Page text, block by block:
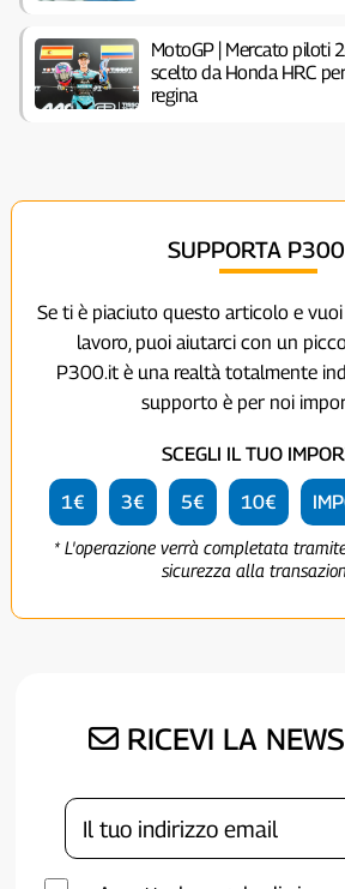
MotoGP | Mercato piloti
scelto da Honda HRC
regina
SUPPORTA
Se ti è piaciuto questo articolo e
lavoro, puoi aiutarci con un
P300.it è una realtà totalmente
supporto è per noi
SCEGLI IL TUO
1€ 3€ 5€ 10€
* L'operazione verrà completata
sicurezza alla
RICEVI LA